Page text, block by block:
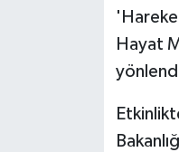
Hayat
SPOR HABERLERİ